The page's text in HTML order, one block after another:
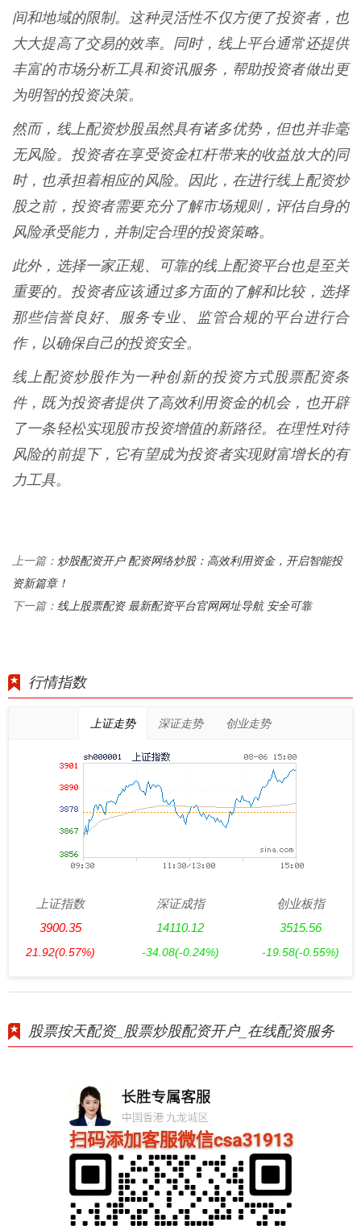
间和地域的限制。这种灵活性不仅方便了投资者，也
大大提高了交易的效率。同时，线上平台通常还提供
丰富的市场分析工具和资讯服务，帮助投资者做出更
为明智的投资决策。
然而，线上配资炒股虽然具有诸多优势，但也并非毫
无风险。投资者在享受资金杠杆带来的收益放大的同
时，也承担着相应的风险。因此，在进行线上配资炒
股之前，投资者需要充分了解市场规则，评估自身的
风险承受能力，并制定合理的投资策略。
此外，选择一家正规、可靠的线上配资平台也是至关
重要的。投资者应该通过多方面的了解和比较，选择
那些信誉良好、服务专业、监管合规的平台进行合
作，以确保自己的投资安全。
线上配资炒股作为一种创新的投资方式股票配资条
件，既为投资者提供了高效利用资金的机会，也开辟
了一条轻松实现股市投资增值的新路径。在理性对待
风险的前提下，它有望成为投资者实现财富增长的有
力工具。
上一篇： 炒股配资开户 配资网络炒股：高效利用资金，开启智能投
资新篇章！
下一篇： 线上股票配资 最新配资平台官网网址导航 安全可靠
行情指数
上证走势 深证走势 创业走势
上证指数
3900.35
21.92(0.57%)
深证成指
14110.12
-34.08(-0.24%)
创业板指
3515.56
-19.58(-0.55%)
股票按天配资_股票炒股配资开户_在线配资服务